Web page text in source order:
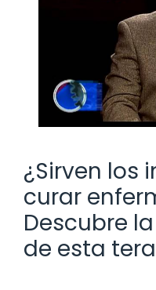
¿Sirven los
curar
Descubre
de esta